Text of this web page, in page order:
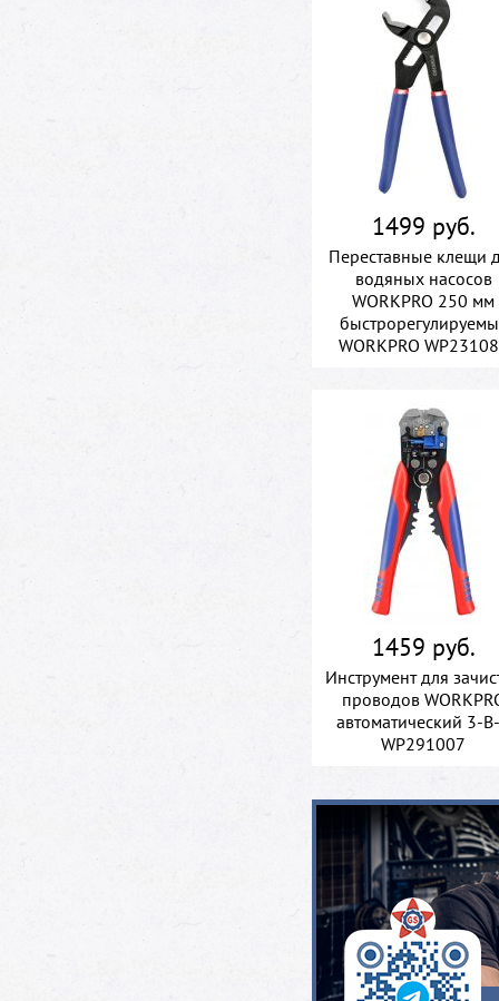
1499 руб.
Переставные клещи
водяных насосов
WORKPRO 250 мм
WORKPRO
1459 руб.
Инструмент для
проводов
автоматический 3-
WP291007